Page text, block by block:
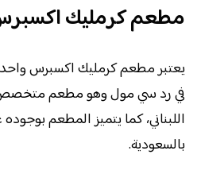
مطعم كرمليك
يعتبر مطعم كرمليك اكسبرس
في رد سي مول وهو مطعم متخصص
اللبناني، كما يتميز المطعم
بالسعودية.